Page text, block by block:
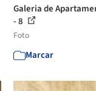
Galeria de
- 8
Foto
Marcar